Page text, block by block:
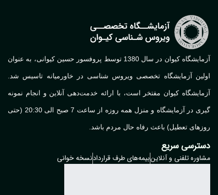
آزمایشگاه کیوان در سال 1380 توسط پروفسور حسین کیوانی، به عنوان
اولین آزمایشگاه تخصصی ویروس شناسی در خاورمیانه تاسیس شد.
آزمایشگاه کیوان مفتخر است، با ارائه خدمت‌دهی آنلاین و انجام نمونه
گیری در آزمایشگاه و منزل همه روزه از ساعت 7 صبح الی 20:30 (حتی
روزهای تعطیل) باعث رفاه حال مردم باشد.
دسترسی سریع
مشاوره تلفنی و آنلاینبیمه‌های طرف قراردادنسخه خوانی